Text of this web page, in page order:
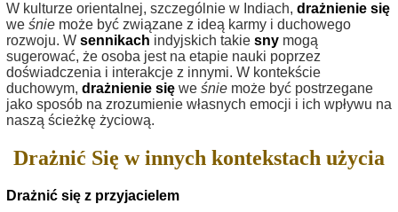
W kulturze orientalnej, szczególnie w Indiach, drażnienie się
we śnie może być związane z ideą karmy i duchowego
rozwoju. W sennikach indyjskich takie sny mogą
sugerować, że osoba jest na etapie nauki poprzez
doświadczenia i interakcje z innymi. W kontekście
duchowym, drażnienie się we śnie może być postrzegane
jako sposób na zrozumienie własnych emocji i ich wpływu na
naszą ścieżkę życiową.
Drażnić Się w innych kontekstach użycia
Drażnić się z przyjacielem